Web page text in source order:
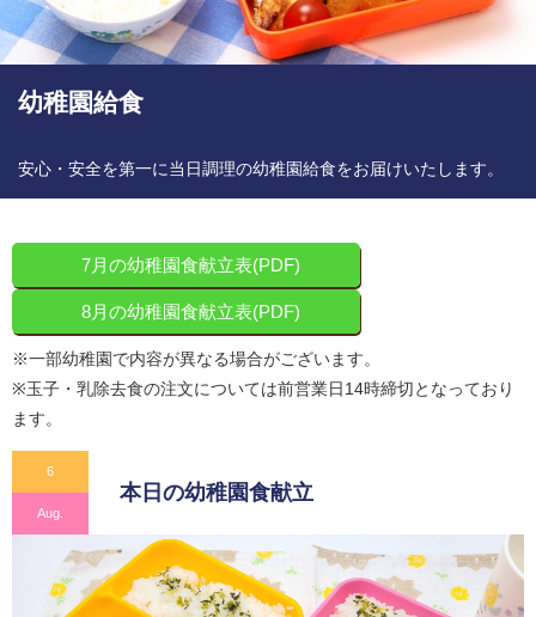
幼稚園給食
安心・安全を第一に当日調理の幼稚園給食をお届けいたします。
7月の幼稚園食献立表(PDF)
8月の幼稚園食献立表(PDF)
※一部幼稚園で内容が異なる場合がございます。
※玉子・乳除去食の注文については前営業日14時締切となっており
ます。
6
Aug.
本日の幼稚園食献立